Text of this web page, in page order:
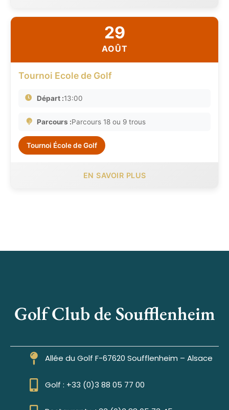
29
AOÛT
Tournoi Ecole de Golf
Départ :13:00
Parcours :Parcours 18 ou 9 trous
Tournoi École de Golf
EN SAVOIR PLUS
Golf Club de Soufflenheim
Allée du Golf F-67620 Soufflenheim – Alsace
Golf : +33 (0)3 88 05 77 00